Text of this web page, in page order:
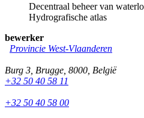
Decentraal beheer van
Hydrografische atlas
bewerker
Provincie West-Vlaanderen
Burg 3 Brugge 8000 België
+32 50 40 58 11
+32 50 40 58 00